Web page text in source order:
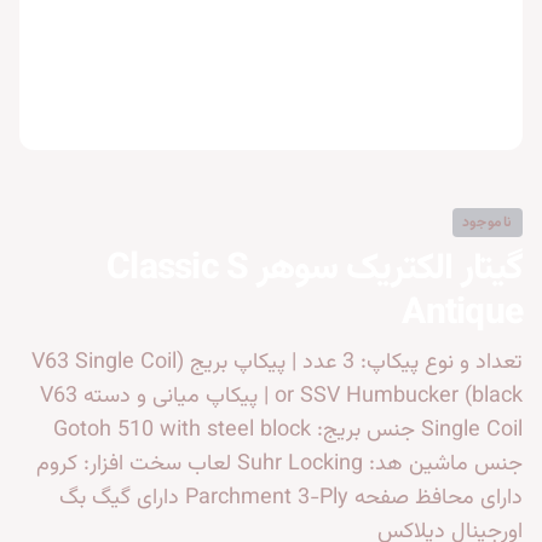
ناموجود
تعداد و نوع پیکاپ: 3 عدد | پیکاپ بریج (V63 Single Coil
or SSV Humbucker (black | پیکاپ میانی و دسته V63
Single Coil جنس بریج: Gotoh 510 with steel block
جنس ماشین هد: Suhr Locking لعاب سخت افزار: کروم
دارای محافظ صفحه Parchment 3-Ply دارای گیگ بگ
اورجینال دیلاکس